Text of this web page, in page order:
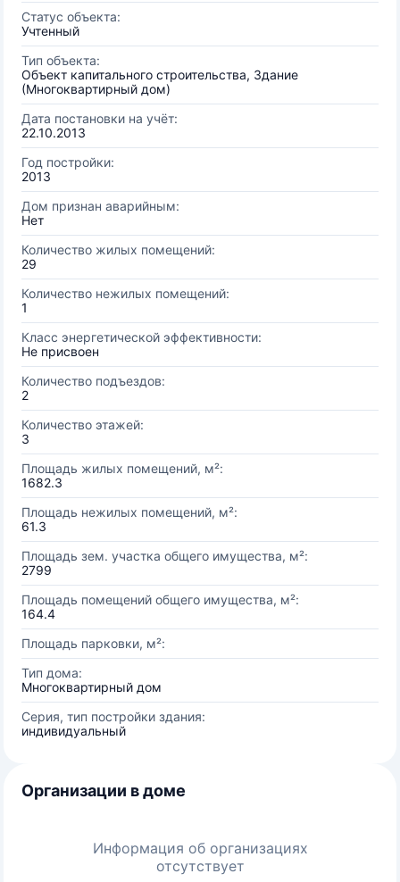
Статус объекта:
Учтенный
Тип объекта:
Объект капитального строительства, Здание
(Многоквартирный дом)
Дата постановки на учёт:
22.10.2013
Год постройки:
2013
Дом признан аварийным:
Нет
Количество жилых помещений:
29
Количество нежилых помещений:
1
Класс энергетической эффективности:
Не присвоен
Количество подъездов:
2
Количество этажей:
3
Площадь жилых помещений, м²:
1682.3
Площадь нежилых помещений, м²:
61.3
Площадь зем. участка общего имущества, м²:
2799
Площадь помещений общего имущества, м²:
164.4
Площадь парковки, м²:
Тип дома:
Многоквартирный дом
Серия, тип постройки здания:
индивидуальный
Организации в доме
Информация об организациях
отсутствует